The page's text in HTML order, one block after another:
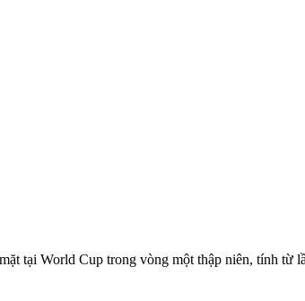
tại World Cup trong vòng một thập niên, tính từ